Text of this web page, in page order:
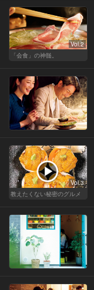
Vol.2
「会食」の神髄。
Vol.3
教えたくない秘密のグルメ